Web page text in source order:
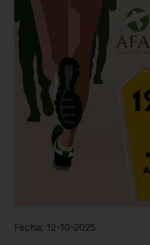
Fecha: 12-10-2025